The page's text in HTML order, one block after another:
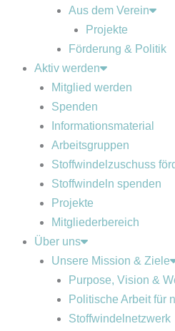
Aus dem Verein
Projekte
Förderung & Politik
Aktiv werden
Mitglied werden
Spenden
Informationsmaterial
Arbeitsgruppen
Stoffwindelzuschuss
Stoffwindeln spenden
Projekte
Mitgliederbereich
Über uns
Unsere Mission & Ziele
Purpose, Vision &
Politische Arbeit für
Stoffwindelnetzwerk